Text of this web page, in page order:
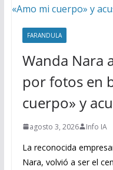
FARANDULA
Wanda Nara
por fotos en
cuerpo» y
agosto 3, 2026 Info IA
La reconocida
Nara, volvió a ser el